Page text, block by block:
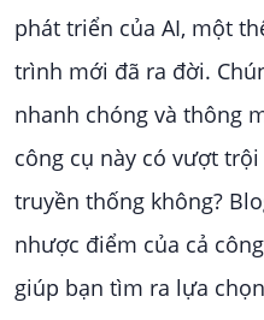
phát triển của AI, một
trình mới đã ra đời.
nhanh chóng và thông
công cụ này có vượt
truyền thống không?
nhược điểm của cả
giúp bạn tìm ra lựa